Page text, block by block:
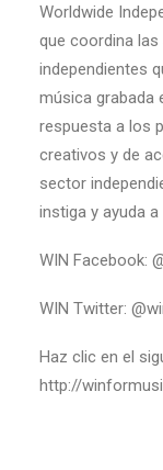
Worldwide
que coordina
independientes
música grabada
respuesta a los
creativos y de
sector
instiga y ayuda
WIN Facebook:
WIN Twitter:
Haz clic en el
http://